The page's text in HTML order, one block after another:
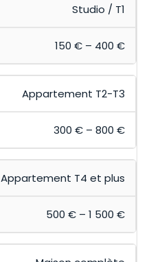
Studio / T1
150 € – 400 €
Appartement T2-T3
300 € – 800 €
Appartement T4 et plus
500 € – 1 500 €